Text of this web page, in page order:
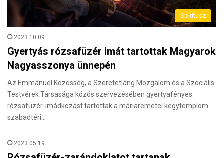
Spiritusz
2023.10.09.
Gyertyás rózsafüzér imát tartottak Magyarok
Nagyasszonya ünnepén
Az Emmánuel Közösség, a Szeretetláng Mozgalom és a Szociális
Testvérek Társasága közös szervezésében gyertyafényes
rózsafüzér-imádkozást tartottak a máriaremetei kegytemplom
szabadtéri…
2023.05.19.